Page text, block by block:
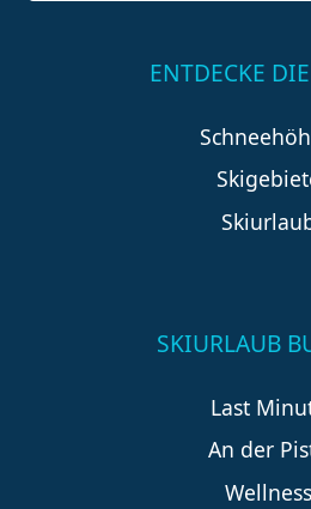
ENTDECKE
SKIURLAUB
Last
An der
Wellness